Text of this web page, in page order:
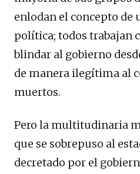
enlodan el concepto de
política; todos trabajan
blindar al gobierno
de manera ilegítima al
muertos.
Pero la multitudinaria
que se sobrepuso al
decretado por el